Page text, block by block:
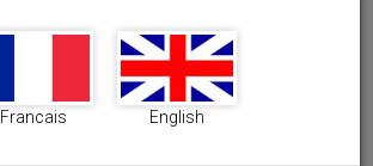
GUINEE EQUATORIALE
Francais English